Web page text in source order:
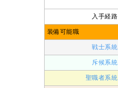
入手経路
装備可能職
戦士系統
斥候系統
聖職者系統